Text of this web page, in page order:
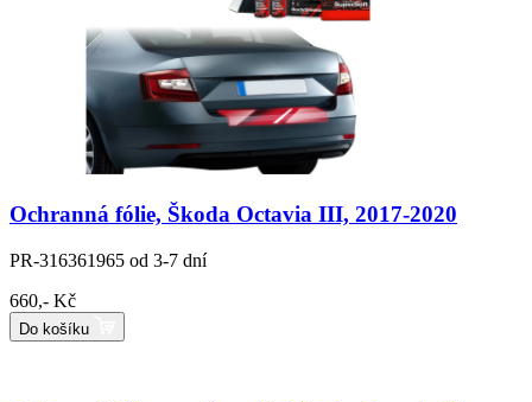
Ochranná fólie, Škoda Octavia III, 2017-2020
PR-316361965 od 3-7 dní
660,- Kč
Do košíku